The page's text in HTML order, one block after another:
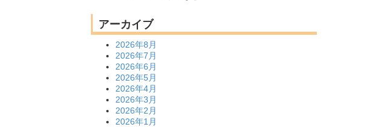
アーカイブ
2026年8月
2026年7月
2026年6月
2026年5月
2026年4月
2026年3月
2026年2月
2026年1月